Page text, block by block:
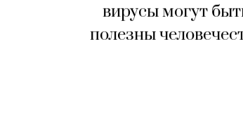
вирусы могут
полезны